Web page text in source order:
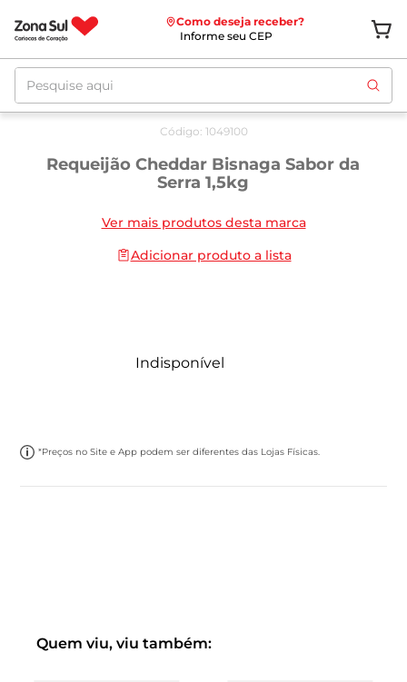
Como deseja receber?
Informe seu CEP
Pesquise aqui
Código: 1049100
Requeijão Cheddar Bisnaga Sabor da
Serra 1,5kg
Ver mais produtos desta marca
Adicionar produto a lista
Indisponível
*Preços no Site e App podem ser diferentes das Lojas Físicas.
Quem viu, viu também: